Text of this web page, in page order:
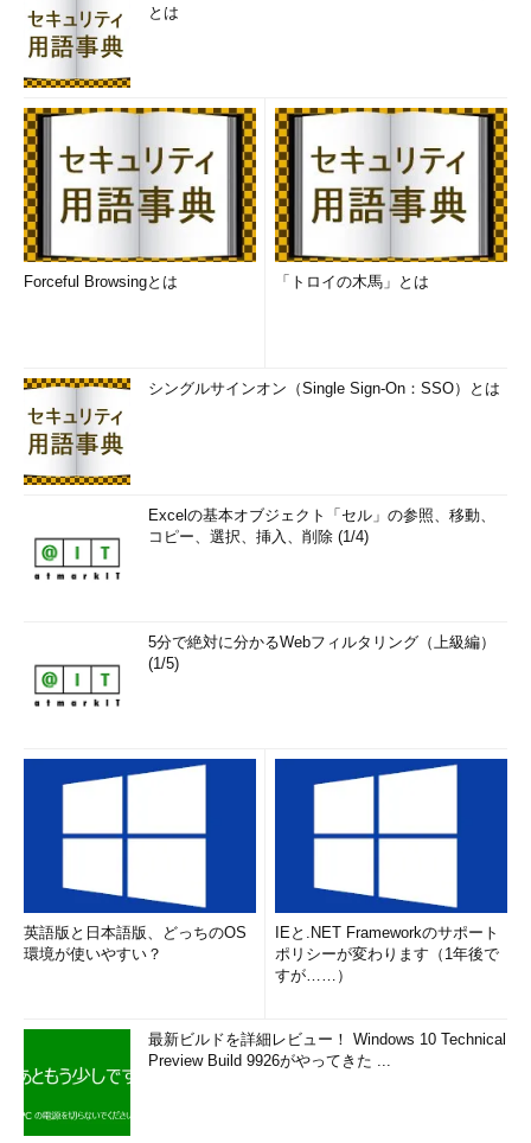
とは
Forceful Browsingとは 「トロイの木馬」とは
シングルサインオン（Single Sign-On：SSO）とは
Excelの基本オブジェクト「セル」の参照、移動、
コピー、選択、挿入、削除 (1/4)
5分で絶対に分かるWebフィルタリング（上級編）
(1/5)
英語版と日本語版、どっちのOS
環境が使いやすい？
IEと.NET Frameworkのサポート
ポリシーが変わります（1年後で
すが……）
最新ビルドを詳細レビュー！ Windows 10 Technical
Preview Build 9926がやってきた ...